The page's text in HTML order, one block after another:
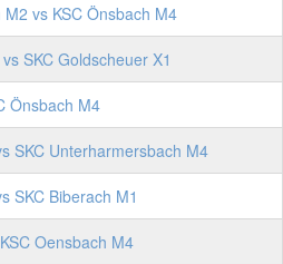
vs KSC Önsbach M4
SKC Goldscheuer X1
Önsbach M4
SKC Unterharmersbach M4
SKC Biberach M1
Oensbach M4